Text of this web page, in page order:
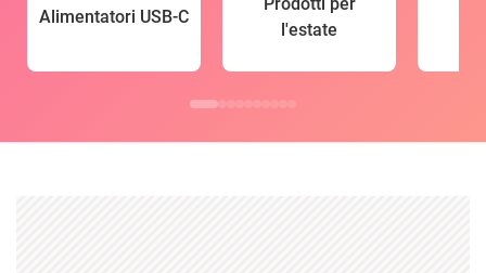
Alimentatori USB-C
l'estate